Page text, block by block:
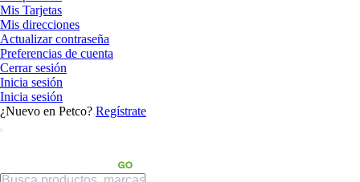
Mis Tarjetas
Mis direcciones
Actualizar contraseña
Preferencias de cuenta
Cerrar sesión
Inicia sesión
Inicia sesión
¿Nuevo en Petco? Regístrate